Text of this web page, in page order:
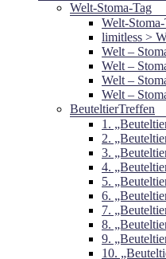
Welt-Stoma-Tag
Welt-
limitless >
Welt –
Welt –
Welt –
Welt –
BeuteltierTreffen
1.
2.
3.
4.
5.
6.
7.
8.
9.
10.